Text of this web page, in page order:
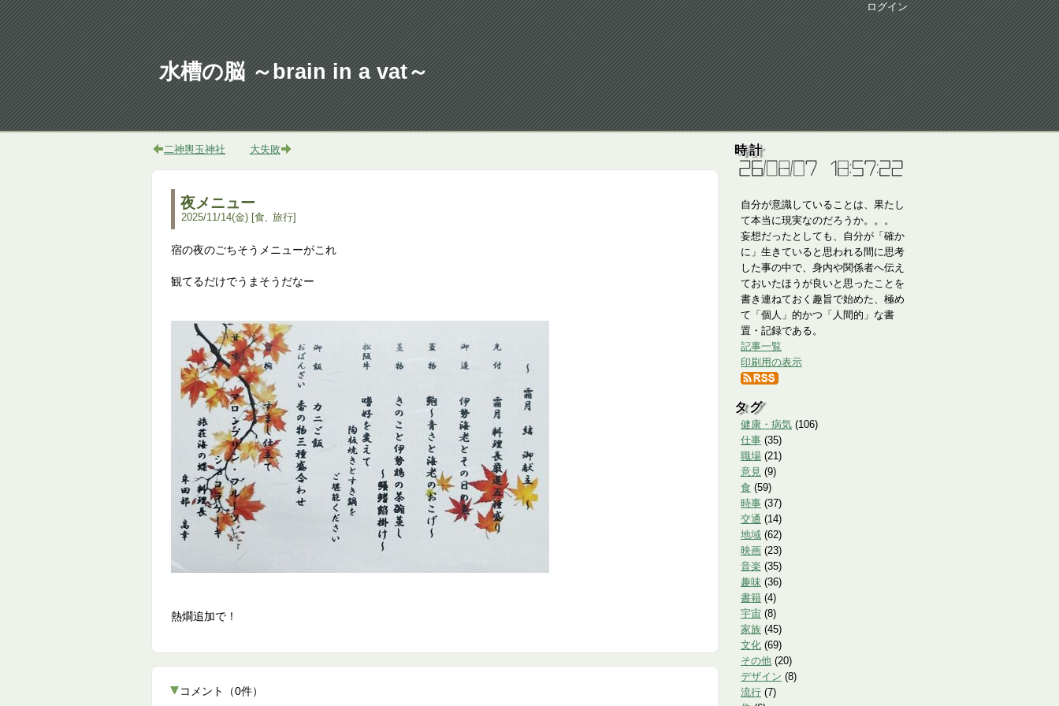
ログイン
水槽の脳 ～brain in a vat～
二神輿玉神社 大失敗
夜メニュー
2025/11/14(金) 食 旅行
宿の夜のごちそうメニューがこれ
観てるだけでうまそうだなー
熱燗追加で！
コメント （0件）
時計
自分が意識していることは、果たし
て本当に現実なのだろうか。。。
妄想だったとしても、自分が「確か
に」生きていると思われる間に思考
した事の中で、身内や関係者へ伝え
ておいたほうが良いと思ったことを
書き連ねておく趣旨で始めた、極め
て「個人」的かつ「人間的」な書
置・記録である。
記事一覧
印刷用の表示
タグ
健康・病気 (106)
仕事 (35)
職場 (21 )
意見 (9)
食 (59)
時事 (37)
交通 (14)
地域 (62)
映画 (23)
音楽 (35)
趣味 (36)
書籍 (4)
宇宙 (8)
家族 (45)
文化 (69)
その他 (20)
デザイン (8)
流行 (7)